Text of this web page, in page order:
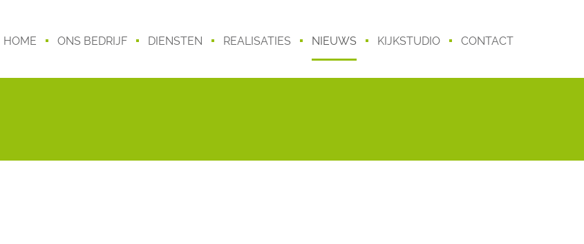
HOME ONS BEDRIJF DIENSTEN REALISATIES NIEUWS KIJKSTUDIO CONTACT